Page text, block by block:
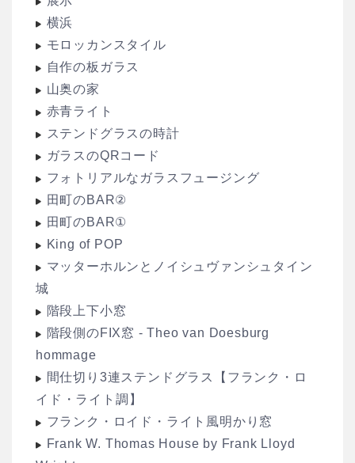
横浜
モロッカンスタイル
自作の板ガラス
山奥の家
赤青ライト
ステンドグラスの時計
ガラスのQRコード
フォトリアルなガラスフュージング
田町のBAR②
田町のBAR①
King of POP
マッターホルンとノイシュヴァンシュタイン
城
階段上下小窓
階段側のFIX窓 - Theo van Doesburg
hommage
間仕切り3連ステンドグラス【フランク・ロ
イド・ライト調】
フランク・ロイド・ライト風明かり窓
Frank W. Thomas House by Frank Lloyd